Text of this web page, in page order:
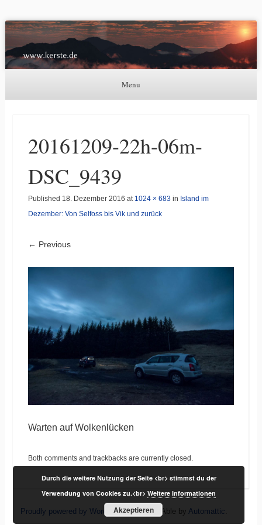
Kerste.de
Astronomie, Nordlichter und mehr
Menu
20161209-22h-06m-
DSC_9439
Published 18. Dezember 2016 at 1024 × 683 in Island im
Dezember: Von Selfoss bis Vik und zurück
← Previous
Warten auf Wolkenlücken
Both comments and trackbacks are currently closed.
Proudly powered by WordPress |Theme: Able by Automattic
Durch die weitere Nutzung der Seite <br> stimmst du der
Verwendung von Cookies zu.<br>Weitere Informationen
Akzeptieren